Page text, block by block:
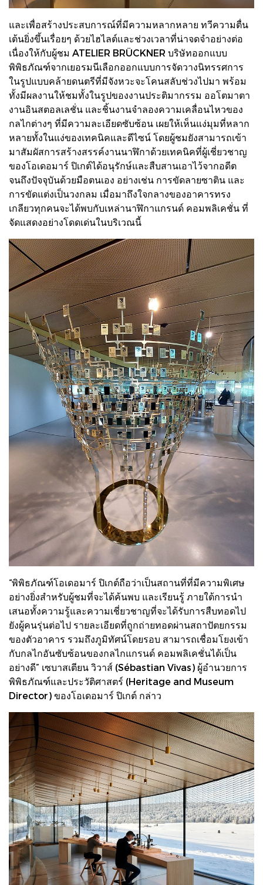
และเพื่อสร้างประสบการณ์ที่มีความหลากหลาย ทวีความตื่น
เต้นยิ่งขึ้นเรื่อยๆ ด้วยไฮไลต์และช่วงเวลาที่น่าจดจำอย่างต่อ
เนื่องให้กับผู้ชม ATELIER BRÜCKNER บริษัทออกแบบ
พิพิธภัณฑ์จากเยอรมนีเลือกออกแบบการจัดวางนิทรรศการ
ในรูปแบบคล้ายดนตรีที่มีจังหวะจะโคนสลับช่วงไปมา พร้อม
ทั้งมีผลงานให้ชมทั้งในรูปของงานประติมากรรม ออโตมาตา
งานอินสตอลเลชั่น และชิ้นงานจำลองความเคลื่อนไหวของ
กลไกต่างๆ ที่มีความละเอียดซับซ้อน เผยให้เห็นแง่มุมที่หลาก
หลายทั้งในแง่ของเทคนิคและดีไซน์ โดยผู้ชมยังสามารถเข้า
มาสัมผัสการสร้างสรรค์งานนาฬิกาด้วยเทคนิคที่ผู้เชี่ยวชาญ
ของโอเดอมาร์ ปิเกต์ได้อนุรักษ์และสืบสานเอาไว้จากอดีต
จนถึงปัจจุบันด้วยมือตนเอง อย่างเช่น การขัดลายซาติน และ
การขัดแต่งเป็นวงกลม เมื่อมาถึงใจกลางของอาคารทรง
เกลียวทุกคนจะได้พบกับเหล่านาฬิกาแกรนด์ คอมพลิเคชั่น ที่
จัดแสดงอย่างโดดเด่นในบริเวณนี้
“พิพิธภัณฑ์โอเดอมาร์ ปิเกต์ถือว่าเป็นสถานที่ที่มีความพิเศษ
อย่างยิ่งสำหรับผู้ชมที่จะได้ค้นพบ และเรียนรู้ ภายใต้การนำ
เสนอทั้งความรู้และความเชี่ยวชาญที่จะได้รับการสืบทอดไป
ยังผู้คนรุ่นต่อไป รายละเอียดที่ถูกถ่ายทอดผ่านสถาปัตยกรรม
ของตัวอาคาร รวมถึงภูมิทัศน์โดยรอบ สามารถเชื่อมโยงเข้า
กับกลไกอันซับซ้อนของกลไกแกรนด์ คอมพลิเคชั่นได้เป็น
อย่างดี” เซบาสเตียน วิวาส์ (Sébastian Vivas) ผู้อำนวยการ
พิพิธภัณฑ์และประวัติศาสตร์ (Heritage and Museum
Director) ของโอเดอมาร์ ปิเกต์ กล่าว